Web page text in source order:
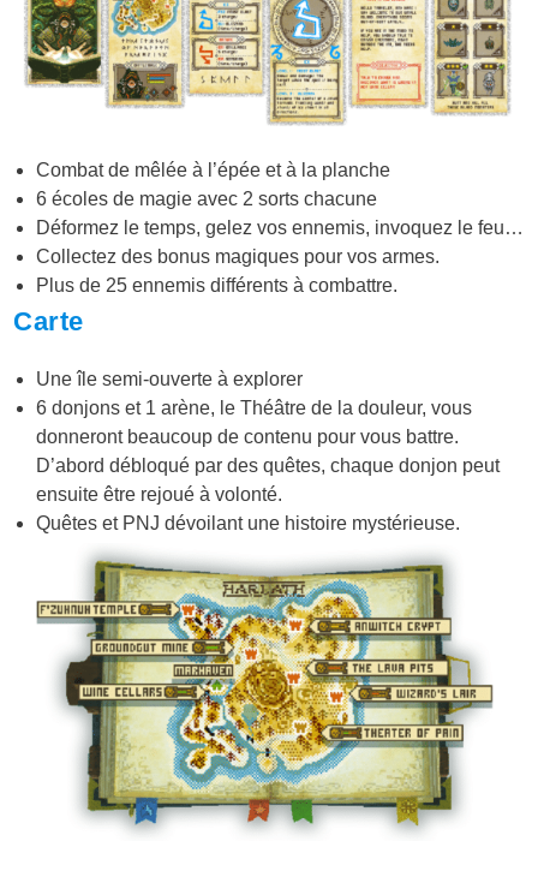
Combat de mêlée à l’épée et à la planche
6 écoles de magie avec 2 sorts chacune
Déformez le temps, gelez vos ennemis, invoquez le feu…
Collectez des bonus magiques pour vos armes.
Plus de 25 ennemis différents à combattre.
Carte
Une île semi-ouverte à explorer
6 donjons et 1 arène, le Théâtre de la douleur, vous
donneront beaucoup de contenu pour vous battre.
D’abord débloqué par des quêtes, chaque donjon peut
ensuite être rejoué à volonté.
Quêtes et PNJ dévoilant une histoire mystérieuse.